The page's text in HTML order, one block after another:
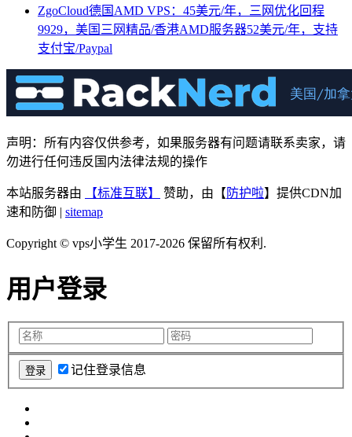
ZgoCloud德国AMD VPS：45美元/年，三网优化回程
9929，美国三网精品/香港AMD服务器52美元/年，支持
支付宝/Paypal
声明：所有内容仅供参考，如果服务器有问题请联系卖家，请
勿进行任何违反国内法律法规的操作
本站服务器由 【标准互联】 赞助，由【 防护啦】提供CDN加
速和防御 | sitemap
Copyright © vps小学生 2017-2026 保留所有权利.
用户登录
记住登录信息